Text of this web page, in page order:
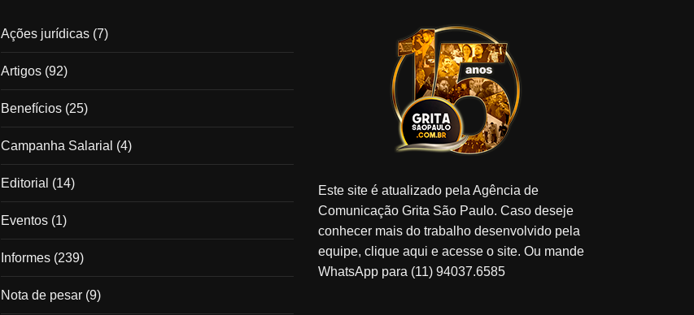
Ações jurídicas (7)
Artigos (92)
Benefícios (25)
Campanha Salarial (4)
Editorial (14)
Eventos (1)
Informes (239)
Nota de pesar (9)
Este site é atualizado pela Agência de
Comunicação Grita São Paulo. Caso deseje
conhecer mais do trabalho desenvolvido pela
equipe, clique aqui e acesse o site. Ou mande
WhatsApp para (11) 94037.6585